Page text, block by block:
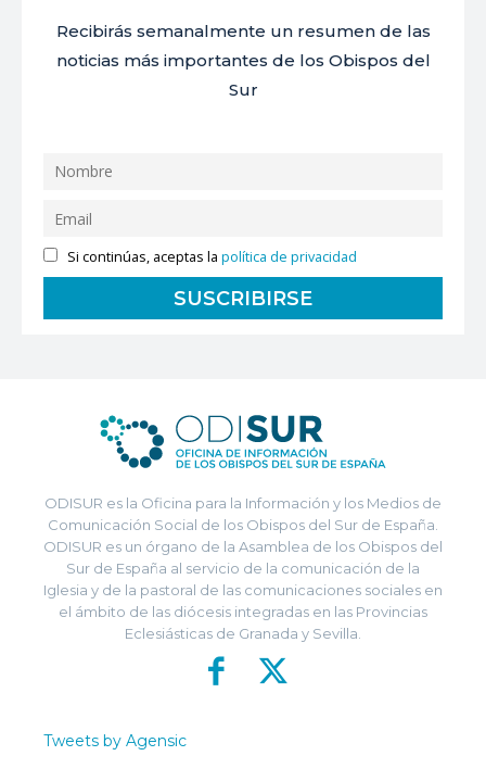
Recibirás semanalmente un resumen de las
noticias más importantes de los Obispos del
Sur
Si continúas, aceptas lapolítica de privacidad
ODISUR es la Oficina para la Información y los Medios de
Comunicación Social de los Obispos del Sur de España.
ODISUR es un órgano de la Asamblea de los Obispos del
Sur de España al servicio de la comunicación de la
Iglesia y de la pastoral de las comunicaciones sociales en
el ámbito de las diócesis integradas en las Provincias
Eclesiásticas de Granada y Sevilla.
Tweets by Agensic